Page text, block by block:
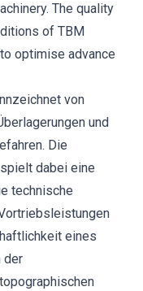
The quality
of TBM
optimise advance
von
und
Die
dabei eine
technische
eines
der